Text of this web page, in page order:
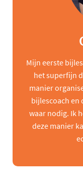
Mijn eerste
het superfijn
manier
bijlescoach en
waar nodig. Ik
deze manier